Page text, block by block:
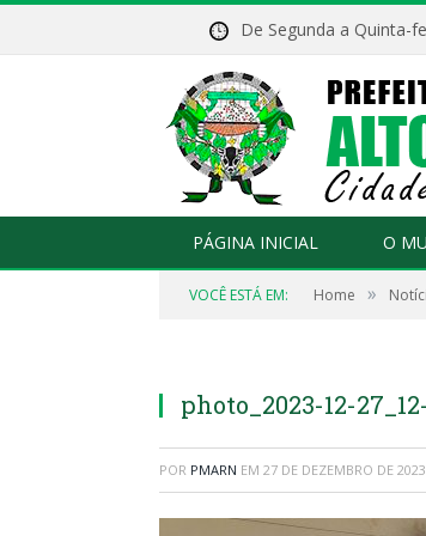
De Segunda a Quinta-
PÁGINA INICIAL O
VOCÊ ESTÁ EM: Home »
photo_2023-12-
POR PMARN EM 27 DE DEZEMBRO DE 2023